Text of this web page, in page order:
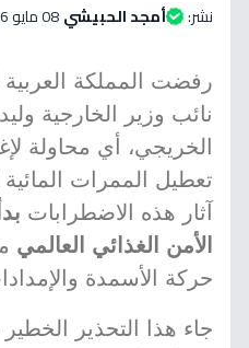
نشر: أمجد الحبيشي08 مايو 2026 الساعة 08:15 صباحاً
رفضت المملكة العربية
نائب وزير الخارجية
الخريجي، أي محاولة
تعطيل الممرات
آثار هذه الاضطرابات
الأمن الغذائي العالمي
حركة الأسمدة
جاء هذا التحذير